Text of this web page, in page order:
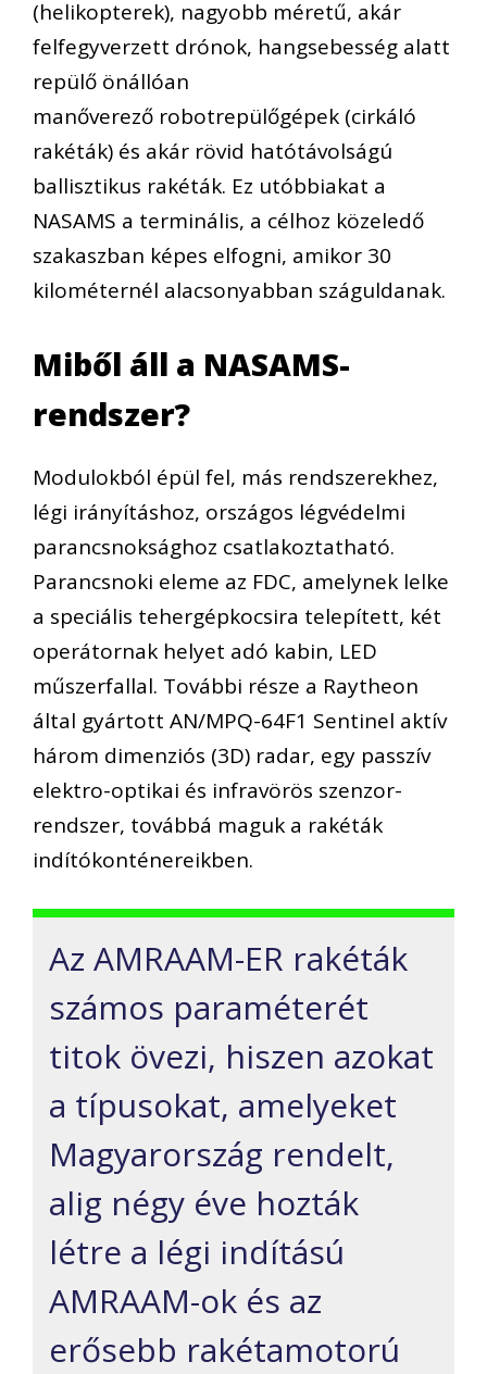
(helikopterek), nagyobb méretű, akár
felfegyverzett drónok, hangsebesség alatt
repülő önállóan
manőverező robotrepülőgépek (cirkáló
rakéták) és akár rövid hatótávolságú
ballisztikus rakéták. Ez utóbbiakat a
NASAMS a terminális, a célhoz közeledő
szakaszban képes elfogni, amikor 30
kilométernél alacsonyabban száguldanak.
Miből áll a NASAMS-
rendszer?
Modulokból épül fel, más rendszerekhez,
légi irányításhoz, országos légvédelmi
parancsnoksághoz csatlakoztatható.
Parancsnoki eleme az FDC, amelynek lelke
a speciális tehergépkocsira telepített, két
operátornak helyet adó kabin, LED
műszerfallal. További része a Raytheon
által gyártott AN/MPQ-64F1 Sentinel aktív
három dimenziós (3D) radar, egy passzív
elektro-optikai és infravörös szenzor-
rendszer, továbbá maguk a rakéták
indítókonténereikben.
Az AMRAAM-ER rakéták
számos paraméterét
titok övezi, hiszen azokat
a típusokat, amelyeket
Magyarország rendelt,
alig négy éve hozták
létre a légi indítású
AMRAAM-ok és az
erősebb rakétamotorú